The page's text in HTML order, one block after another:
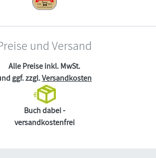
und Versand
Alle Preise inkl. MwSt.
ggf. zzgl.Versandkosten
Buch dabei -
versandkostenfrei